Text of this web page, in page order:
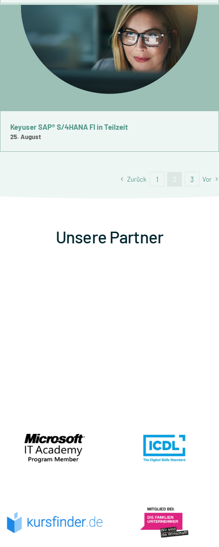
Keyuser SAP® S/4HANA FI in Teilzeit
25. August
Zurück 1 2 3 Vor
Unsere Partner